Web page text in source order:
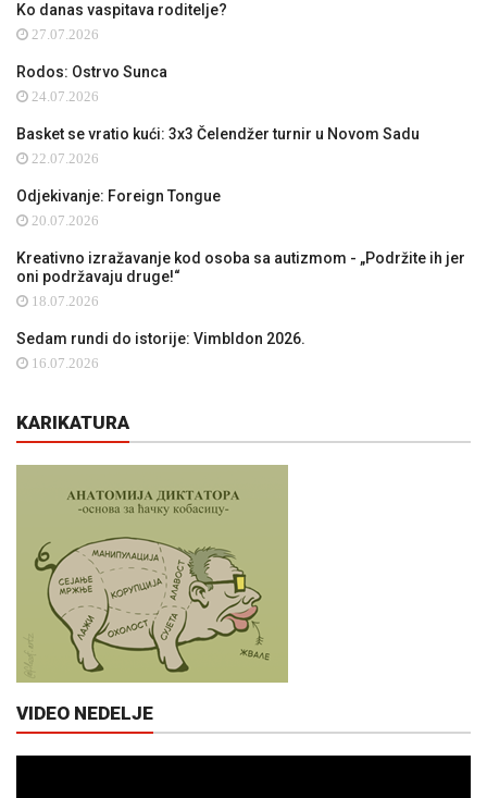
Ko danas vaspitava roditelje?
27.07.2026
Rodos: Ostrvo Sunca
24.07.2026
Basket se vratio kući: 3x3 Čelendžer turnir u Novom Sadu
22.07.2026
Odjekivanje: Foreign Tongue
20.07.2026
Kreativno izražavanje kod osoba sa autizmom - „Podržite ih jer
oni podržavaju druge!“
18.07.2026
Sedam rundi do istorije: Vimbldon 2026.
16.07.2026
KARIKATURA
VIDEO NEDELJE